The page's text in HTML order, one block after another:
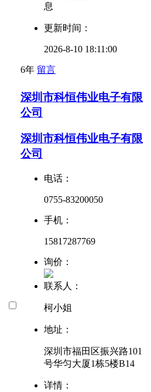
息
更新时间：
2026-8-10 18:11:00
6年 留言
深圳市科恒伟业电子有限
公司
深圳市科恒伟业电子有限
公司
电话：
0755-83200050
手机：
15817287769
询价：
联系人：
柯小姐
地址：
深圳市福田区振兴路101
号华匀大厦1栋5楼B14
详情：